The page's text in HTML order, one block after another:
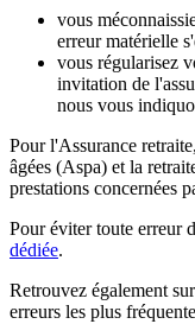
vous
erreur matérielle
vous régularisez
invitation de
nous vous
Pour l'Assurance
âgées (Aspa) et la
prestations concernées
Pour éviter toute erreur
dédiée.
Retrouvez également sur
erreurs les plus